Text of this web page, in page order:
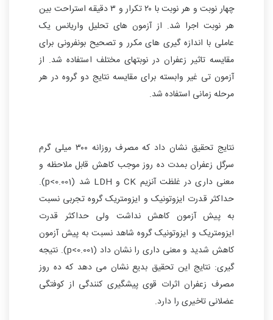
چهار نوبت و هر نوبت با ۲۰ تکرار و ۳ دقیقه استراحت بین
هر نوبت اجرا شد. از آزمون های تحلیل واریانس یک
عاملی با اندازه گیری های مکرر و تصحیح بونفرونی برای
مقایسه تاثیر زعفران در نوبتهای مختلف استفاده شد. از
آزمون تی غیر وابسته برای مقایسه نتایج دو گروه در هر
مرحله زمانی استفاده شد.
نتایج تحقیق نشان داد که مصرف روزانه ۳۰۰ میلی گرم
سرگل زعفران بمدت ده روز موجب کاهش قابل ملاحظه و
معنی داری در غلظت آنزیم CK و LDH شد (p<0.001).
حداکثر قدرت ایزوتونیک و ایزومتریک گروه تجربی نسبت
به پیش آزمون کاهش نداشت ولی حداکثر قدرت
ایزومتریک و ایزوتونیک گروه شاهد نسبت به پیش آزمون
کاهش شدید و معنی داری را نشان داد (p<0.001). نتیجه
گیری: نتایج این تحقیق بدیع نشان می دهد که ده روز
مصرف زعفران اثرات قوی پیشگیری کنندگی از کوفتگی
عضلانی تاخیری را دارد.